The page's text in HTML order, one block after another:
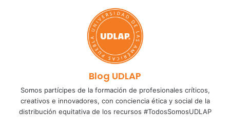
Blog UDLAP
Somos partícipes de la formación de profesionales críticos,
creativos e innovadores, con conciencia ética y social de la
distribución equitativa de los recursos #TodosSomosUDLAP